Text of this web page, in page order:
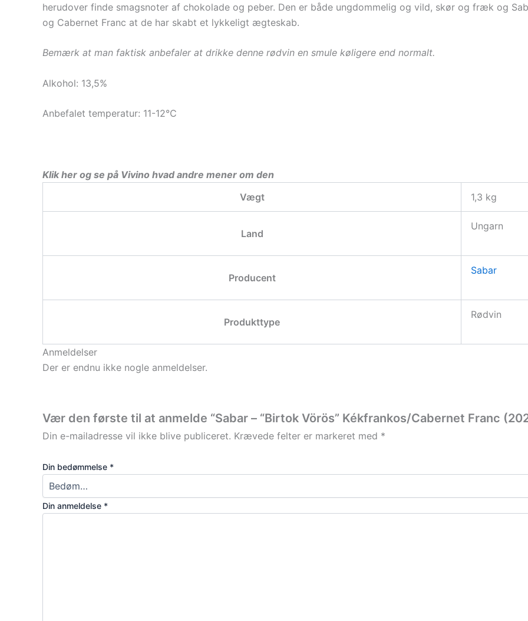
herudover finde smagsnoter af chokolade og peber. Den er både ungdommelig og vild, skør og fræk og
og Cabernet Franc at de har skabt et lykkeligt ægteskab.
Bemærk at man faktisk anbefaler at drikke denne rødvin en smule køligere end normalt.
Alkohol: 13,5%
Anbefalet temperatur: 11-12℃
Klik her og se på Vivino hvad andre mener om den
Vægt
1,3 kg
Land
Ungarn
Producent
Sabar
Produkttype
Rødvin
Anmeldelser
Der er endnu ikke nogle anmeldelser.
Vær den første til at anmelde “Sabar – “Birtok Vörös” Kékfrankos/Cabernet Franc
Din e-mailadresse vil ikke blive publiceret. Krævede felter er markeret med *
Din bedømmelse *
Din anmeldelse *